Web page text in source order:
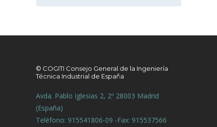
© COGITI Consejo General de la Ingeniería
Técnica Industrial de España
Avda. Pablo Iglesias 2, 2º 28003 Madrid
(España)
Teléfono: 915541806-09 -Fax: 915537566